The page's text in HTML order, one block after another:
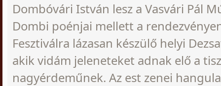
Dombóvári István lesz a Vasvári Pál
Dombi poénjai mellett a
Fesztiválra lázasan készülő helyi
akik vidám jeleneteket adnak elő a
nagyérdeműnek. Az est zenei